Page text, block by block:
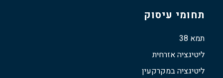
תחומי עיסוק
תמא 38
ליטיגציה אזרחית
ליטיגציה במקרקעין